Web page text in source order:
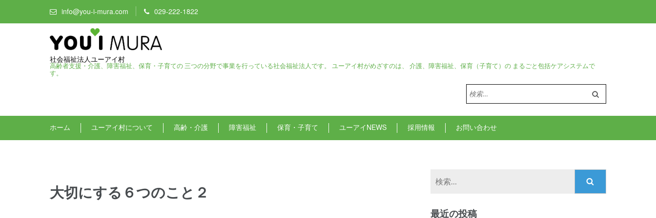
info@you-i-mura.com 029-222-1822
社会福祉法人ユーアイ村
高齢者支援・介護、障害福祉、保育・子育ての 三つの分野で事業を行っている社会福祉法人です。 ユーアイ村がめざすのは、 介護、障害福祉、保育（子育て）の まるごと包括ケアシステムで
す。
検
索:
ホーム ユーアイ村について 高齢・介護 障害福祉 保育・子育て ユーアイNEWS 採用情報 お問い合わせ
大切にする６つのこと２
最近の投稿